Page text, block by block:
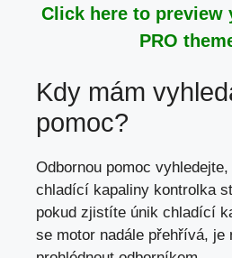
Click here to preview
PRO
Kdy mám
pomoc?
Odbornou pomoc
chladící kapaliny kontrolka
pokud zjistíte únik chladící
se motor nadále přehřívá, je